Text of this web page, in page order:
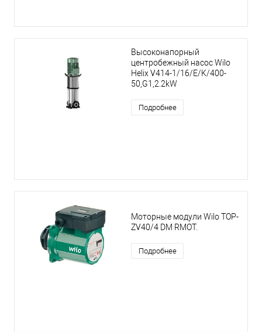
Высоконапорный
центробежный насос Wilo
Helix V414-1/16/E/K/400-
50,G1,2.2kW
Подробнее
Моторные модули Wilo TOP-
ZV40/4 DM RMOT.
Подробнее